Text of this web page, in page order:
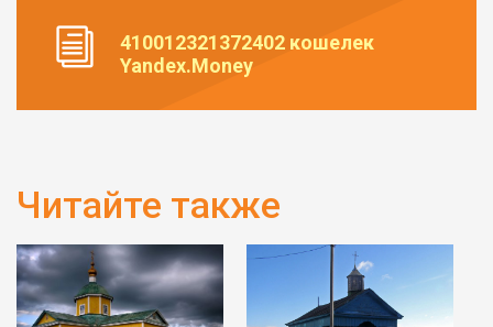
410012321372402 кошелек
Yandex.Money
Читайте также